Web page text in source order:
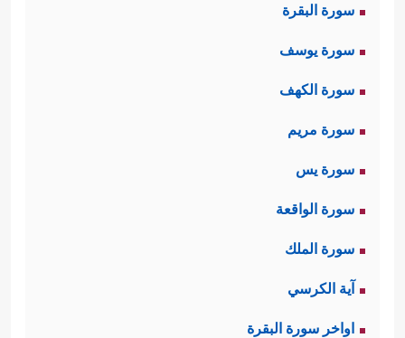
سورة البقرة
سورة يوسف
سورة الكهف
سورة مريم
سورة يس
سورة الواقعة
سورة الملك
آية الكرسي
اواخر سورة البقرة